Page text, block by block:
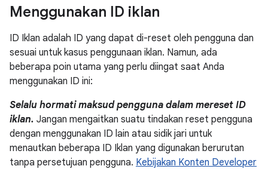
Menggunakan ID iklan
ID Iklan adalah ID yang dapat di-reset oleh pengguna dan
sesuai untuk kasus penggunaan iklan. Namun, ada
beberapa poin utama yang perlu diingat saat Anda
menggunakan ID ini:
Selalu hormati maksud pengguna dalam mereset ID
iklan. Jangan mengaitkan suatu tindakan reset pengguna
dengan menggunakan ID lain atau sidik jari untuk
menautkan beberapa ID Iklan yang digunakan berurutan
tanpa persetujuan pengguna. Kebijakan Konten Developer